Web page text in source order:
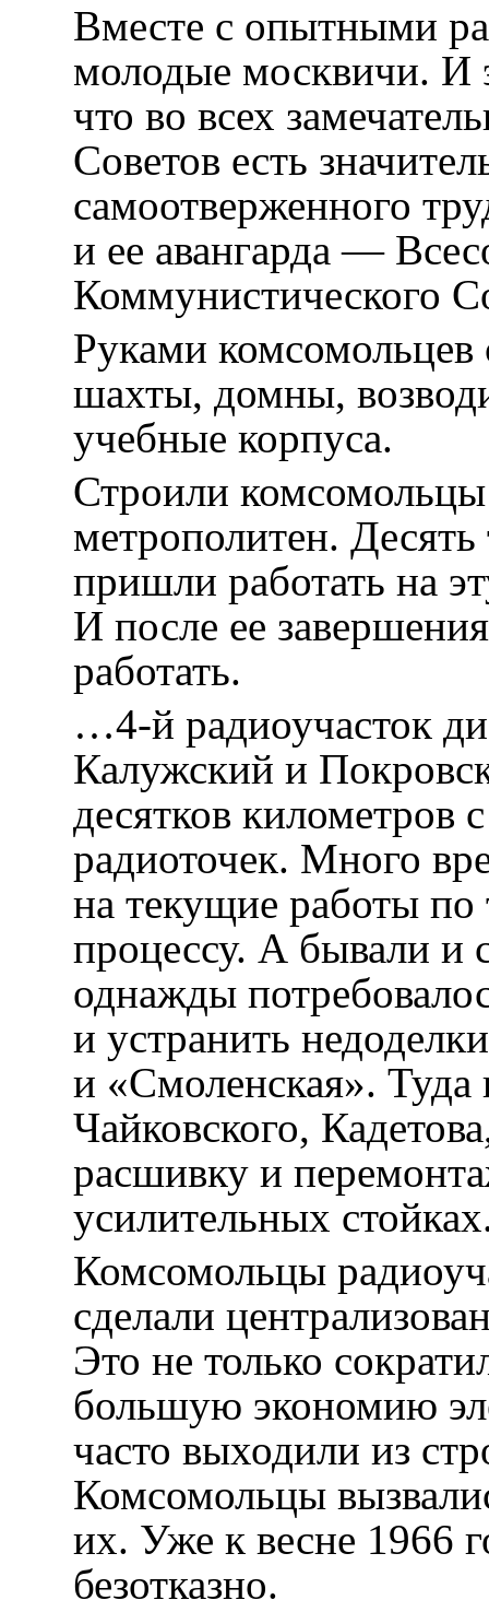
Вместе с опытными
молодые москвичи. И
что во всех
Советов есть
самоотверженного
и ее авангарда —
Коммунистического
Руками комсомольцев
шахты, домны,
учебные корпуса.
Строили
метрополитен.
пришли работать на
И после ее
работать.
…4-й радиоучасток
Калужский и
десятков километров
радиоточек. Много
на текущие работы по
процессу. А бывали и
однажды
и устранить
и «Смоленская». Туда
Чайковского,
расшивку и
усилительных
Комсомольцы
сделали
Это не только
большую экономию
часто выходили из
Комсомольцы
их. Уже к весне 1966
безотказно.